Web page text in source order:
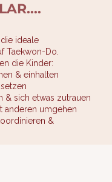
ideale
Taekwon-Do.
die Kinder:
& einhalten
& sich etwas zutrauen
anderen umgehen
&